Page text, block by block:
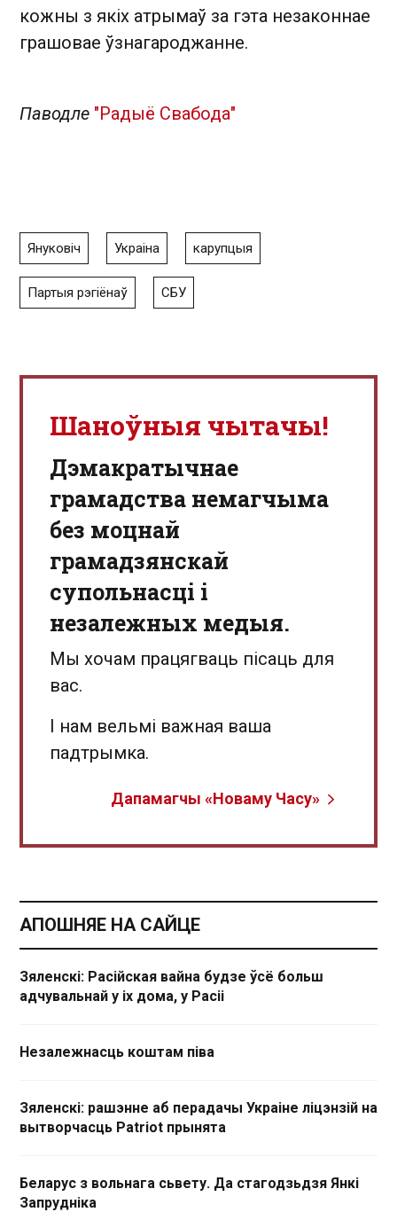
кожны з якіх атрымаў за гэта незаконнае
грашовае ўзнагароджанне.
Паводле "Радыё Свабода"
Януковіч Украіна карупцыя
Партыя рэгіёнаў СБУ
Шаноўныя чытачы!
Дэмакратычнае
грамадства немагчыма
без моцнай
грамадзянскай
супольнасці і
незалежных медыя.
Мы хочам працягваць пісаць для
вас.
І нам вельмі важная ваша
падтрымка.
Дапамагчы «Новаму Часу»
АПОШНЯЕ НА САЙЦЕ
Зяленскі: Расійская вайна будзе ўсё больш
адчувальнай у іх дома, у Расіі
Незалежнасць коштам піва
Зяленскі: рашэнне аб перадачы Украіне ліцэнзій на
вытворчасць Patriot прынята
Беларус з вольнага сьвету. Да стагодзьдзя Янкі
Запрудніка